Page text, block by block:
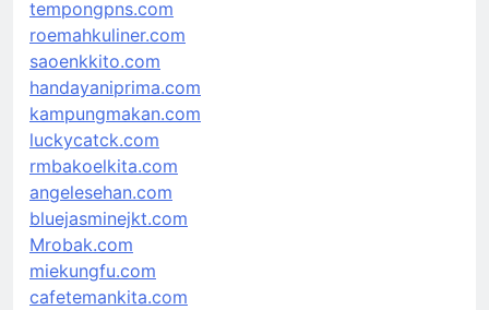
tempongpns.com
roemahkuliner.com
saoenkkito.com
handayaniprima.com
kampungmakan.com
luckycatck.com
rmbakoelkita.com
angelesehan.com
bluejasminejkt.com
Mrobak.com
miekungfu.com
cafetemankita.com